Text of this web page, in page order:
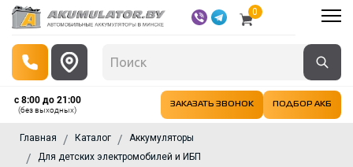
0
с 8:00 до 21:00
(без выходных)
ЗАКАЗАТЬ ЗВОНОК ПОДБОР АКБ
Главная Каталог
Аккумуляторы
Для детских электромобилей и ИБП